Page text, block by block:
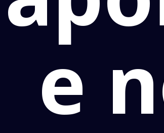
e